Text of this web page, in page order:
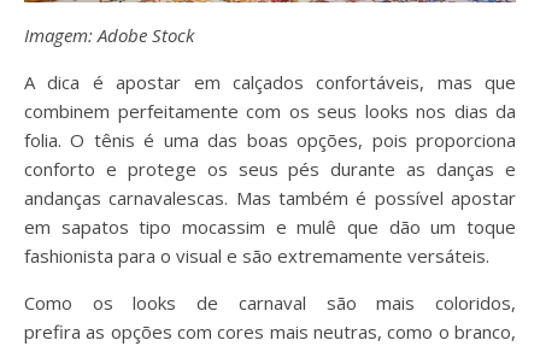
Imagem: Adobe Stock
A dica é apostar em calçados confortáveis, mas que
combinem perfeitamente com os seus looks nos dias da
folia. O tênis é uma das boas opções, pois proporciona
conforto e protege os seus pés durante as danças e
andanças carnavalescas. Mas também é possível apostar
em sapatos tipo mocassim e mulê que dão um toque
fashionista para o visual e são extremamente versáteis.
Como os looks de carnaval são mais coloridos,
prefira as opções com cores mais neutras, como o branco,